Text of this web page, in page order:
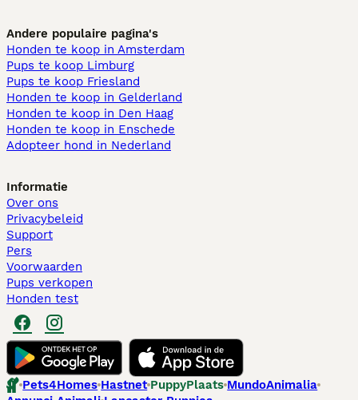
Andere populaire pagina's
Honden te koop in Amsterdam
Pups te koop Limburg​
Pups te koop Friesland​
Honden te koop in Gelderland
Honden te koop in Den Haag
Honden te koop in Enschede
Adopteer hond in Nederland
Informatie
Over ons
Privacybeleid
Support
Pers
Voorwaarden
Pups verkopen
Honden test
Pets4Homes Hastnet PuppyPlaats MundoAnimalia